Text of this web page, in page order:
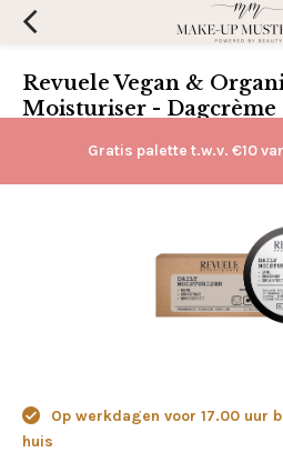
Gratis palette t.w.v. €10
Revuele Vegan &
Moisturiser - Dagcrème
Op werkdagen voor 17.00 uur
huis